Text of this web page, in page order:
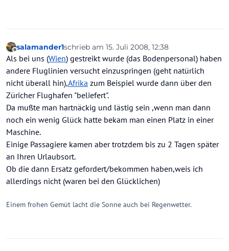
Offline
salamander1schrieb am 15. Juli 2008, 12:38
zuletzt editiert von
Als bei uns (Wien) gestreikt wurde (das Bodenpersonal) haben
andere Fluglinien versucht einzuspringen (geht natürlich
nicht überall hin),Afrika zum Beispiel wurde dann über den
Züricher Flughafen "beliefert".
Da mußte man hartnäckig und lästig sein ,wenn man dann
noch ein wenig Glück hatte bekam man einen Platz in einer
Maschine.
Einige Passagiere kamen aber trotzdem bis zu 2 Tagen später
an Ihren Urlaubsort.
Ob die dann Ersatz gefordert/bekommen haben,weis ich
allerdings nicht (waren bei den Glücklichen)
Einem frohen Gemüt lacht die Sonne auch bei Regenwetter.